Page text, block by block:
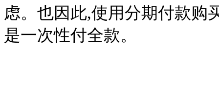
虑。也因此,使用分期付款购
是一次性付全款。